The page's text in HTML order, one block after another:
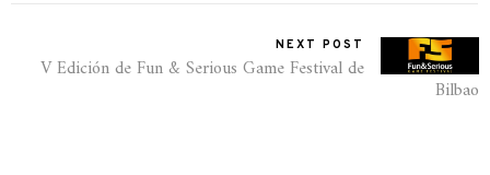
NEXT POST
V Edición de Fun & Serious Game Festival de
Bilbao